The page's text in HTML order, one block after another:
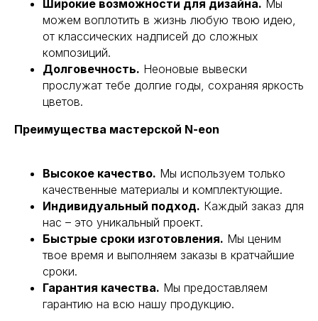
Широкие возможности для дизайна. Мы
можем воплотить в жизнь любую твою идею,
от классических надписей до сложных
композиций.
Долговечность. Неоновые вывески
прослужат тебе долгие годы, сохраняя яркость
цветов.
Преимущества мастерской N-eon
Высокое качество. Мы используем только
качественные материалы и комплектующие.
Индивидуальный подход. Каждый заказ для
нас – это уникальный проект.
Быстрые сроки изготовления. Мы ценим
твое время и выполняем заказы в кратчайшие
сроки.
Гарантия качества. Мы предоставляем
гарантию на всю нашу продукцию.